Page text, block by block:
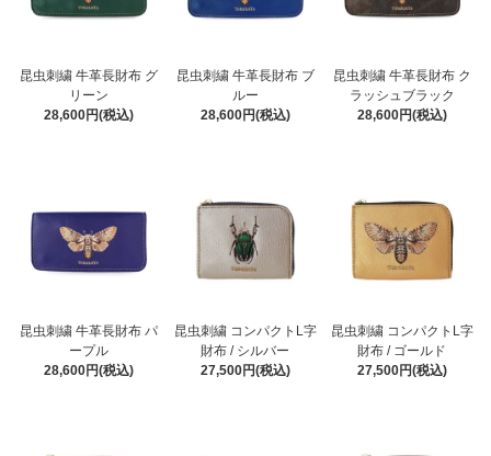
昆虫刺繍 牛革長財布 グ
リーン
28,600円(税込)
昆虫刺繍 牛革長財布 ブ
ルー
28,600円(税込)
昆虫刺繍 牛革長財布 ク
ラッシュブラック
28,600円(税込)
昆虫刺繍 牛革長財布 パ
ープル
28,600円(税込)
昆虫刺繍 コンパクトL字
財布 / シルバー
27,500円(税込)
昆虫刺繍 コンパクトL字
財布 / ゴールド
27,500円(税込)